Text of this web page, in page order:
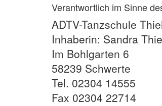
Verantwortlich im Sinne
ADTV-Tanzschule
Inhaberin: Sandra
Im Bohlgarten 6
58239 Schwerte
Tel. 02304 14555
Fax 02304 22714